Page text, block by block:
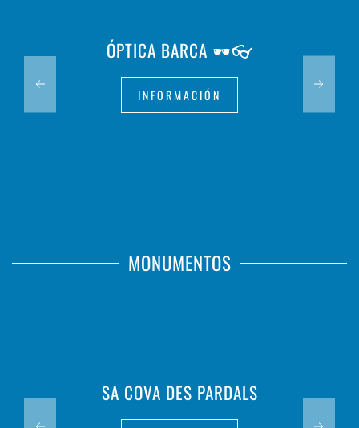
ÓPTICA BARCA 🕶️👓
INFORMACIÓN
MONUMENTOS
SA COVA DES PARDALS